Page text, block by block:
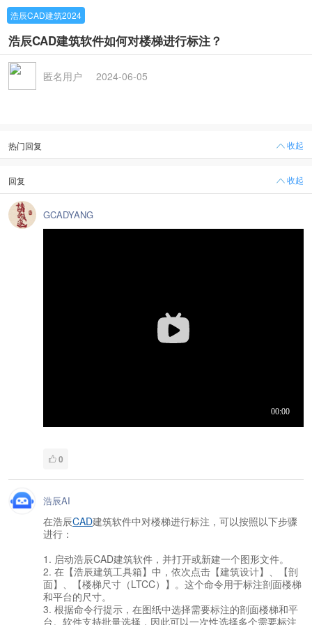
浩辰CAD建筑2024
浩辰CAD建筑软件如何对楼梯进行标注？
匿名用户 2024-06-05
热门回复 收起
回复 收起
GCADYANG
0
浩辰AI
在浩辰CAD建筑软件中对楼梯进行标注，可以按照以下步骤
进行：
1. 启动浩辰CAD建筑软件，并打开或新建一个图形文件。
2. 在【浩辰建筑工具箱】中，依次点击【建筑设计】、【剖
面】、【楼梯尺寸（LTCC）】。这个命令用于标注剖面楼梯
和平台的尺寸。
3. 根据命令行提示，在图纸中选择需要标注的剖面楼梯和平
台。软件支持批量选择，因此可以一次性选择多个需要标注